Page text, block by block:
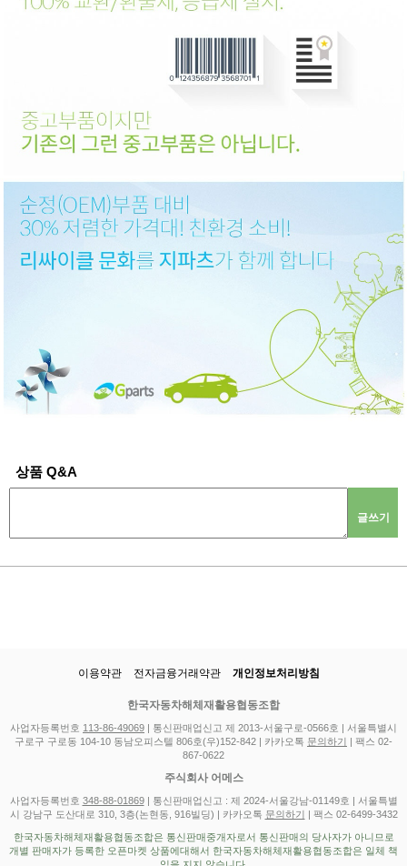
상품 Q&A
글쓰기
이용약관 전자금융거래약관 개인정보처리방침
한국자동차해체재활용협동조합
사업자등록번호 113-86-49069 | 통신판매업신고 제 2013-서울구로-0566호 | 서울특별시
구로구 구로동 104-10 동남오피스텔 806호(우)152-842 | 카카오톡 문의하기
| 팩스 02-
867-0622
주식회사 어메스
사업자등록번호 348-88-01869| 통신판매업신고 : 제 2024-서울강남-01149호 | 서울특별
시 강남구 도산대로 310, 3층(논현동, 916빌딩) | 카카오톡 문의하기 | 팩스 02-6499-3432
한국자동차해체재활용협동조합은 통신판매중개자로서 통신판매의 당사자가 아니므로
개별 판매자가 등록한 오픈마켓 상품에대해서 한국자동차해체재활용협동조합은 일체 책